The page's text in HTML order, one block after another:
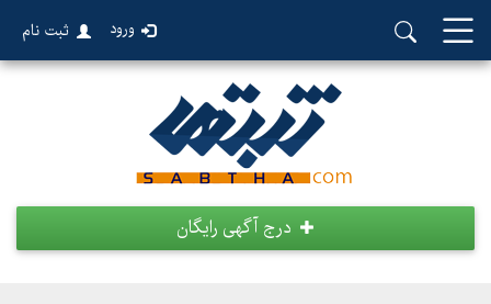
ورود ثبت نام
درج آگهی رایگان